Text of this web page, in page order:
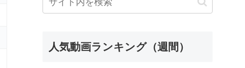
人気動画ランキング（週間）